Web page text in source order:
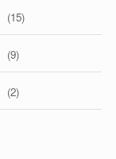
(15)
(9)
(2)